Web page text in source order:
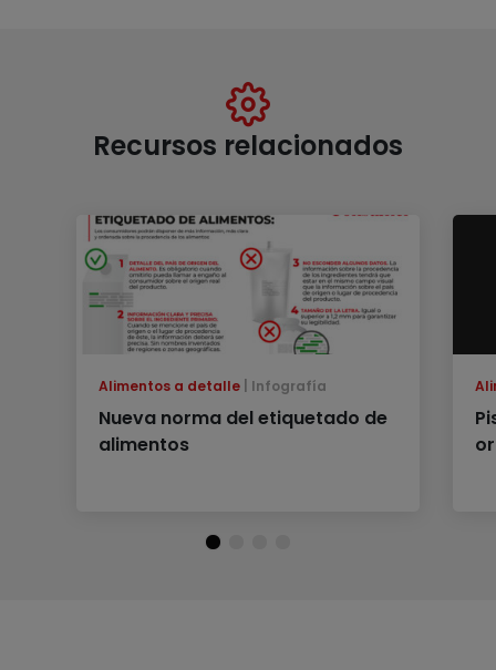
Recursos relacionados
Alimentos a detalle Infografía
Nueva norma del etiquetado de
alimentos